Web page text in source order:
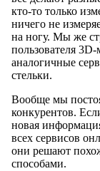
кто-то только
ничего не
на ногу. Мы же
пользователя
аналогичные
стельки.
Вообще мы
конкурентов.
новая
всех сервисов
они решают
способами.